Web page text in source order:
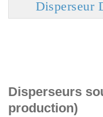
Disperseur
Disperseurs
production)